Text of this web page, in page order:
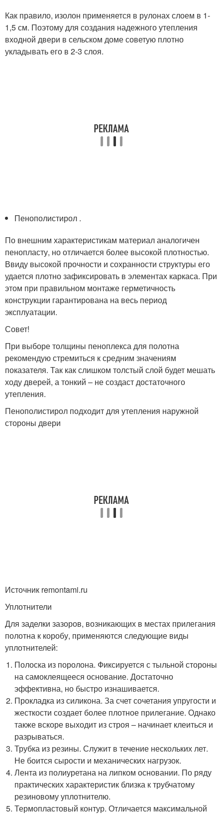
Как правило, изолон применяется в рулонах слоем в 1-
1,5 см. Поэтому для создания надежного утепления
входной двери в сельском доме советую плотно
укладывать его в 2-3 слоя.
Пенополистирол .
По внешним характеристикам материал аналогичен
пенопласту, но отличается более высокой плотностью.
Ввиду высокой прочности и сохранности структуры его
удается плотно зафиксировать в элементах каркаса. При
этом при правильном монтаже герметичность
конструкции гарантирована на весь период
эксплуатации.
Совет!
При выборе толщины пеноплекса для полотна
рекомендую стремиться к средним значениям
показателя. Так как слишком толстый слой будет мешать
ходу дверей, а тонкий – не создаст достаточного
утепления.
Пенополистирол подходит для утепления наружной
стороны двери
Источник remontami.ru
Уплотнители
Для заделки зазоров, возникающих в местах прилегания
полотна к коробу, применяются следующие виды
уплотнителей:
Полоска из поролона. Фиксируется с тыльной стороны
на самоклеящееся основание. Достаточно
эффективна, но быстро изнашивается.
Прокладка из силикона. За счет сочетания упругости и
жесткости создает более плотное прилегание. Однако
также вскоре выходит из строя – начинает клеиться и
разрываться.
Трубка из резины. Служит в течение нескольких лет.
Не боится сырости и механических нагрузок.
Лента из полиуретана на липком основании. По ряду
практических характеристик близка к трубчатому
резиновому уплотнителю.
Термопластовый контур. Отличается максимальной